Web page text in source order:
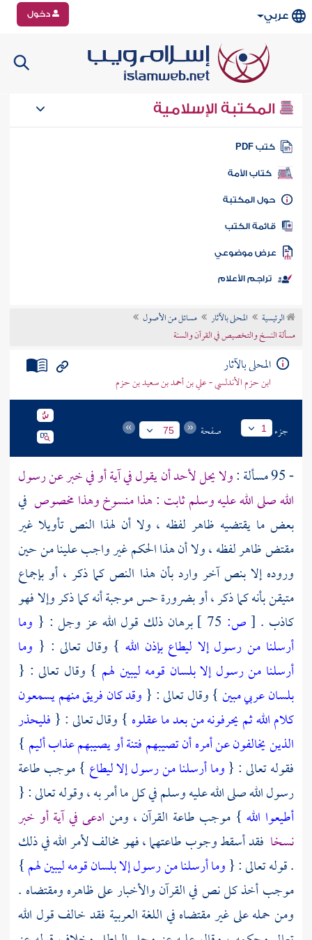
عربي دخول
المكتبة الإسلامية
كتب PDF
كتاب الأمة
المكتبة
الكتب
موضوعي
تراجم الأعلام
الرئيسية المحلى بالآثار
مسائل من الأصول
مسألة النسخ والتخصيص في القرآن والسنة
المحلى بالآثار
ابن حزم الأندلسي - علي بن أحمد بن سعيد بن حزم
جزء 1 صفحة 75
- 95 مسألة :
ولا يحل لأحد أن يقول في آية أو في خبر عن رسول
الله صلى الله عليه وسلم ثابت : هذا منسوخ وهذا مخصوص في
بعض ما يقتضيه ظاهر لفظه ، ولا أن لهذا النص تأويلا غير
مقتض ظاهر لفظه ، ولا أن هذا الحكم غير واجب علينا من حين
وروده إلا بنص آخر وارد بأن هذا النص كما ذكر ، أو بإجماع
متيقن بأنه كما ذكر ، أو بضرورة حس موجبة أنه كما ذكر وإلا فهو
كاذب . [ص: برهان ذلك قول الله عز وجل : { وما
أرسلنا من رسول إلا ليطاع بإذن الله } وقال تعالى : { وما
أرسلنا من رسول إلا بلسان قومه ليبين لهم } وقال تعالى : {
بلسان عربي مبين} وقال تعالى : { وقد كان فريق منهم يسمعون
كلام الله ثم يحرفونه من بعد ما عقلوه } وقال تعالى : { فليحذر
الذين يخالفون عن أمره أن تصيبهم فتنة أو يصيبهم عذاب أليم }
فقوله تعالى : {وما أرسلنا من رسول إلا ليطاع } موجب طاعة
رسول الله صلى الله عليه وسلم في كل ما أمر به ، وقوله تعالى : {
أطيعوا الله } موجب طاعة القرآن ، ومن ادعى في آية أو خبر
نسخا فقد أسقط وجوب طاعتهما ، فهو مخالف لأمر الله في ذلك
. قوله تعالى : {وما أرسلنا من رسول إلا بلسان قومه ليبين لهم}
موجب أخذ كل نص في القرآن والأخبار على ظاهره ومقتضاه .
ومن حمله على غير مقتضاه في اللغة العربية فقد خالف قول الله